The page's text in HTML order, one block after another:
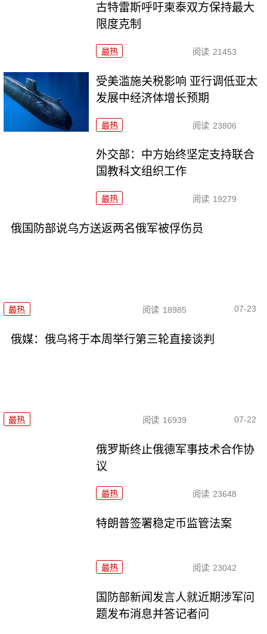
古特雷斯呼吁柬泰双方保持最大
限度克制
最热 阅读 21453
受美滥施关税影响 亚行调低亚太
发展中经济体增长预期
最热 阅读 23806
外交部：中方始终坚定支持联合
国教科文组织工作
最热 阅读 19279
俄国防部说乌方送返两名俄军被俘伤员
最热 阅读 18985 07-23
俄媒：俄乌将于本周举行第三轮直接谈判
最热 阅读 16939 07-22
俄罗斯终止俄德军事技术合作协
议
最热 阅读 23648
特朗普签署稳定币监管法案
最热 阅读 23042
国防部新闻发言人就近期涉军问
题发布消息并答记者问